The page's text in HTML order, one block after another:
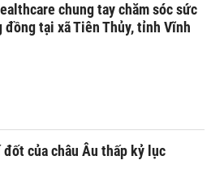
chung tay chăm sóc sức
đồng tại xã Tiên Thủy, tỉnh Vĩnh
của châu Âu thấp kỷ lục